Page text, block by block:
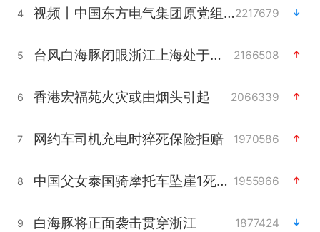
4 视频丨中国东方电气集团原党组副书记、董事宋致远被查2217679
5 台风白海豚闭眼浙江上海处于危险半圆 2166508
6 香港宏福苑火灾或由烟头引起 2066339
7 网约车司机充电时猝死保险拒赔 1970586
8 中国父女泰国骑摩托车坠崖1死1伤 1955966
9 白海豚将正面袭击贯穿浙江 1877424